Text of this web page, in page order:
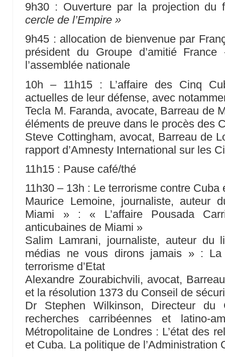
9h30 : Ouverture par la projection
cercle de l’Empire »
9h45 : allocation de bienvenue par
président du Groupe d’amitié
l’assemblée nationale
10h – 11h15 : L’affaire des Cinq
actuelles de leur défense, avec
Tecla M. Faranda, avocate, Barreau de
éléments de preuve dans le procès des
Steve Cottingham, avocat, Barreau de
rapport d’Amnesty International sur les
11h15 : Pause café/thé
11h30 – 13h : Le terrorisme contre
Maurice Lemoine, journaliste, auteur
Miami » : « L’affaire Pousada
anticubaines de Miami »
Salim Lamrani, journaliste, auteur
médias ne vous dirons jamais » :
terrorisme d’Etat
Alexandre Zourabichvili, avocat,
et la résolution 1373 du Conseil de
Dr Stephen Wilkinson, Directeur
recherches carribéennes et latino-
Métropolitaine de Londres : L’état des
et Cuba. La politique de l’Administration